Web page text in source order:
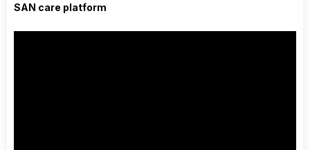
SAN care platform